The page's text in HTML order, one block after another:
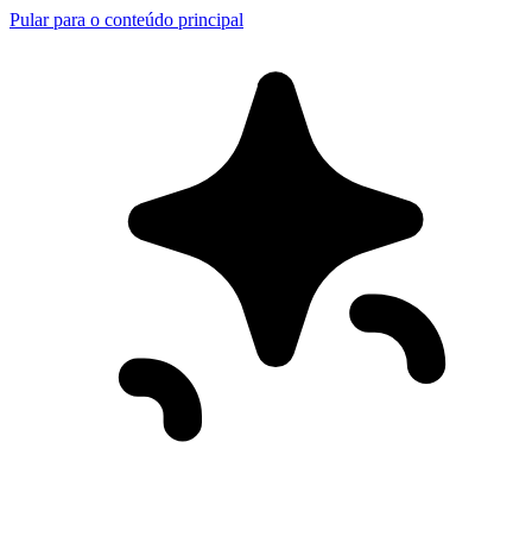
Pular para o conteúdo principal